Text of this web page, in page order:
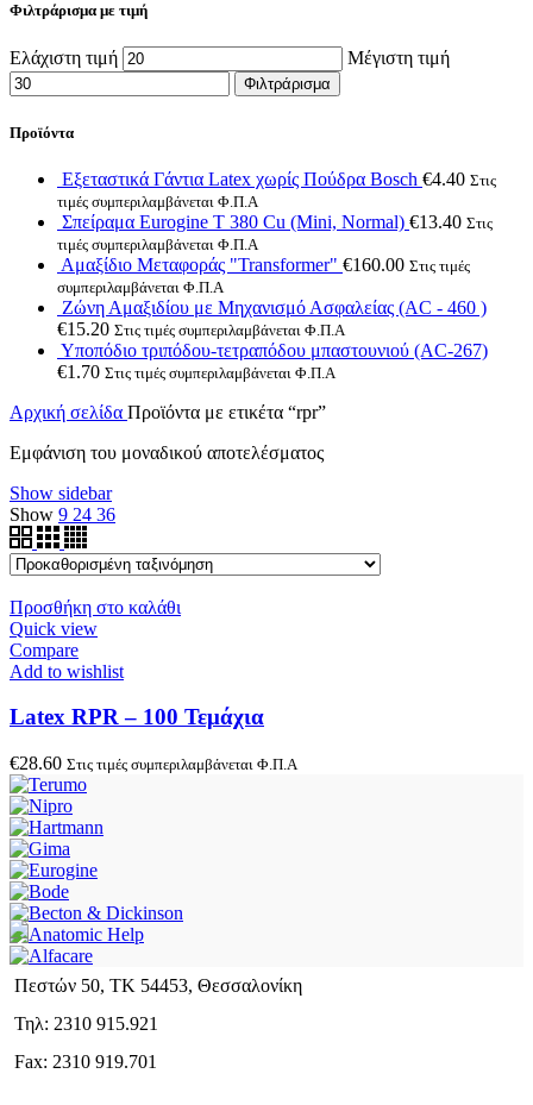
Φιλτράρισμα με τιμή
Ελάχιστη τιμή Μέγιστη τιμή
Φιλτράρισμα
Προϊόντα
Εξεταστικά Γάντια Latex χωρίς Πούδρα Bosch €4.40 Στις
τιμές συμπεριλαμβάνεται Φ.Π.Α
Σπείραμα Eurogine Τ 380 Cu (Mini, Normal) €13.40 Στις
τιμές συμπεριλαμβάνεται Φ.Π.Α
Αμαξίδιο Μεταφοράς "Transformer" €160.00 Στις τιμές
συμπεριλαμβάνεται Φ.Π.Α
Ζώνη Αμαξιδίου με Μηχανισμό Ασφαλείας (AC - 460 )
€15.20 Στις τιμές συμπεριλαμβάνεται Φ.Π.Α
Υποπόδιο τριπόδου-τετραπόδου μπαστουνιού (AC-267)
€1.70 Στις τιμές συμπεριλαμβάνεται Φ.Π.Α
Αρχική σελίδα Προϊόντα με ετικέτα “rpr”
Εμφάνιση του μοναδικού αποτελέσματος
Show sidebar
Show 9 24 36
Προσθήκη στο καλάθι
Quick view
Compare
Add to wishlist
Latex RPR – 100 Τεμάχια
€28.60 Στις τιμές συμπεριλαμβάνεται Φ.Π.Α
Πεστών 50, ΤΚ 54453, Θεσσαλονίκη
Τηλ: 2310 915.921
Fax: 2310 919.701